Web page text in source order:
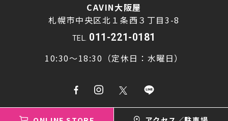
CAVIN大阪屋
札幌市中央区北１条西３丁目3-8
TEL. 011-221-0181
10:30～18:30（定休日：水曜日）